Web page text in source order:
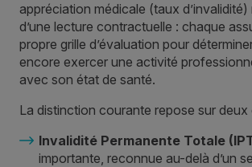
appréciation médicale (taux d’invalidité)
d’une lecture contractuelle : chaque
propre grille d’évaluation pour
encore exercer une activité
avec son état de santé.
La distinction courante repose sur deux
Invalidité Permanente Totale
importante, reconnue au-delà d’un